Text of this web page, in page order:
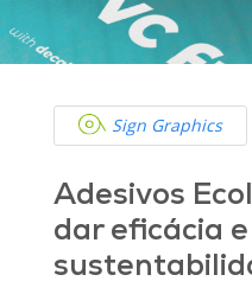
Sign Graphics
Adesivos
dar eficácia